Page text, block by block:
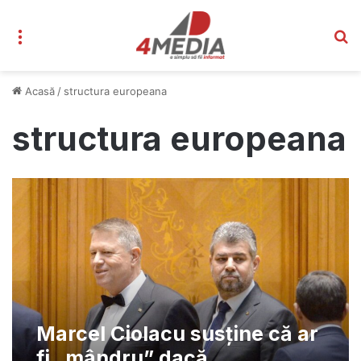
Acasă / structura europeana
structura europeana
Marcel Ciolacu susține că ar